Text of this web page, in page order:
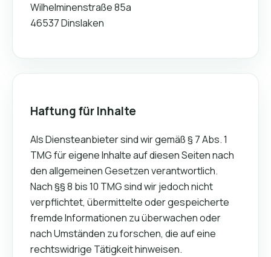
Wilhelminenstraße 85a
46537 Dinslaken
Haftung für Inhalte
Als Diensteanbieter sind wir gemäß § 7 Abs. 1
TMG für eigene Inhalte auf diesen Seiten nach
den allgemeinen Gesetzen verantwortlich.
Nach §§ 8 bis 10 TMG sind wir jedoch nicht
verpflichtet, übermittelte oder gespeicherte
fremde Informationen zu überwachen oder
nach Umständen zu forschen, die auf eine
rechtswidrige Tätigkeit hinweisen.